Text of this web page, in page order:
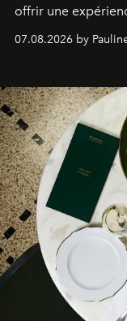
offrir une
07.08.2026 by